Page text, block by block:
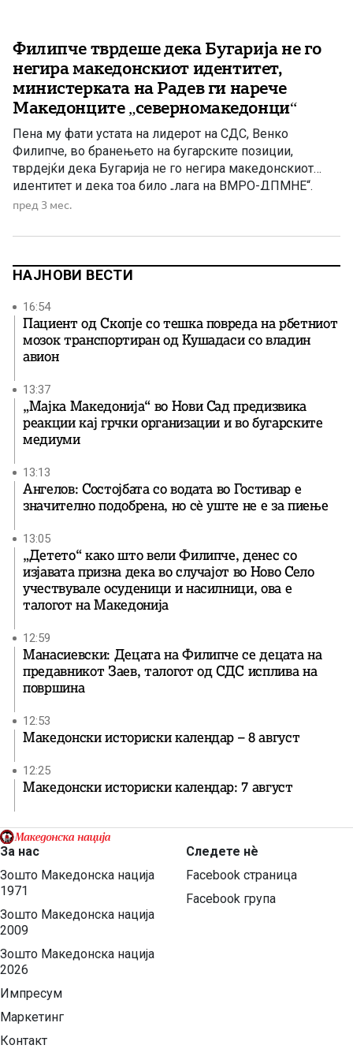
Филипче тврдеше дека Бугарија не го
негира македонскиот идентитет,
министерката на Радев ги нарече
Македонците „северномакедонци“
Пена му фати устата на лидерот на СДС, Венко
Филипче, во бранењето на бугарските позиции,
тврдејќи дека Бугарија не го негира македонскиот
идентитет и дека тоа било „лага на ВМРО-ДПМНЕ“.
Сепак, брзо пристигна демант токму од новата влада
надворешни работи, која Македонците ги нарече
пред 3 мес.
НАЈНОВИ ВЕСТИ
16:54
Пациент од Скопје со тешка повреда на рбетниот
мозок транспортиран од Кушадаси со владин
авион
13:37
„Мајка Македонија“ во Нови Сад предизвика
реакции кај грчки организации и во бугарските
медиуми
13:13
Ангелов: Состојбата со водата во Гостивар е
значително подобрена, но сè уште не е за пиење
13:05
„Детето“ како што вели Филипче, денес со
изјавата призна дека во случајот во Ново Село
учествувале осуденици и насилници, ова е
талогот на Македонија
12:59
Манасиевски: Децата на Филипче се децата на
предавникот Заев, талогот од СДС исплива на
површина
12:53
Македонски историски календар – 8 август
12:25
Македонски историски календар: 7 август
За нас
Зошто Македонска нација
1971
Зошто Македонска нација
2009
Зошто Македонска нација
2026
Импресум
Маркетинг
Контакт
Следете нѐ
Facebook страница
Facebook група